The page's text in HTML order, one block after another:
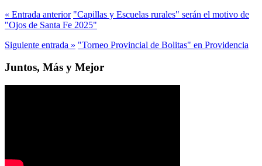
« Entrada anterior "Capillas y Escuelas rurales" serán el motivo de
"Ojos de Santa Fe 2025"
Siguiente entrada » "Torneo Provincial de Bolitas" en Providencia
Juntos, Más y Mejor